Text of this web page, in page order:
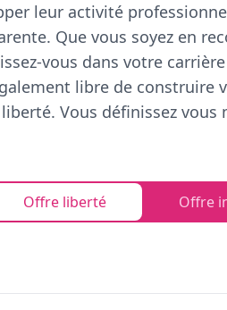
leur activité
Que vous soyez en
vous dans votre
libre de construire
liberté. Vous définissez vous
Offre liberté Offre